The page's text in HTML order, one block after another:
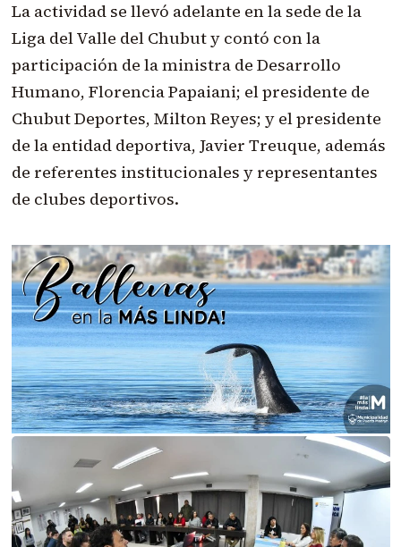
La actividad se llevó adelante en la sede de la
Liga del Valle del Chubut y contó con la
participación de la ministra de Desarrollo
Humano, Florencia Papaiani; el presidente de
Chubut Deportes, Milton Reyes; y el presidente
de la entidad deportiva, Javier Treuque, además
de referentes institucionales y representantes
de clubes deportivos.